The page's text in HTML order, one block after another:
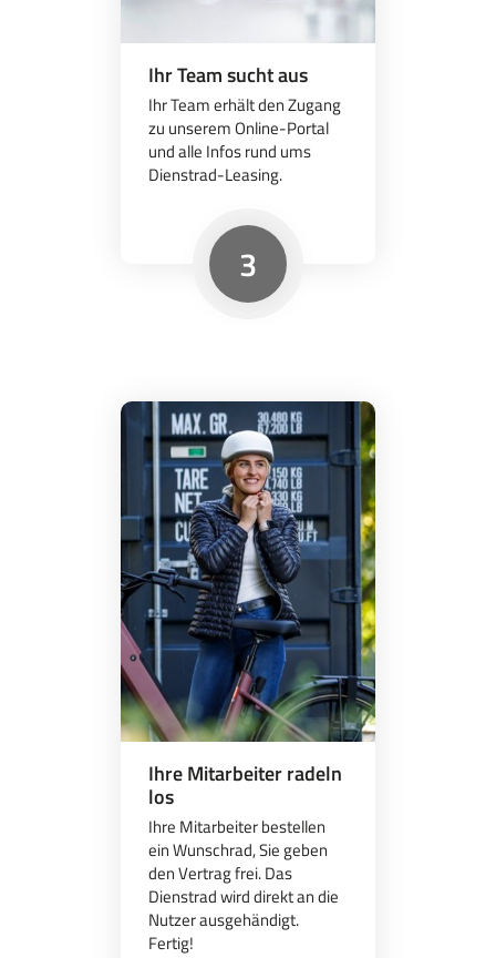
Ihr Team sucht aus
Ihr Team erhält den Zugang
zu unserem Online-Portal
und alle Infos rund ums
Dienstrad-Leasing.
3
Ihre Mitarbeiter radeln
los
Ihre Mitarbeiter bestellen
ein Wunschrad, Sie geben
den Vertrag frei. Das
Dienstrad wird direkt an die
Nutzer ausgehändigt.
Fertig!